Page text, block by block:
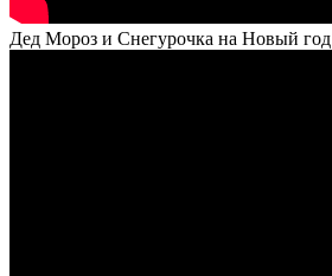
Дед Мороз и Снегурочка на Новый год